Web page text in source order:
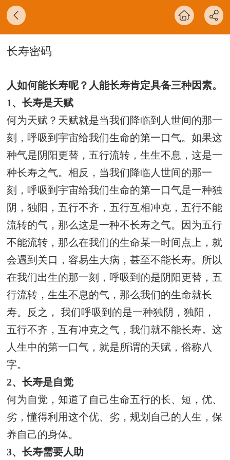
长寿密码
人如何能长寿呢？人能长寿肯定具备三种因素。
1、长寿是天赋
何为天赋？天赋就是当我们降临到人世间的那一
刻，呼吸到宇宙给我们生命的第一口气。如果这
种气是阴阳更替，五行流转，生生不息，这是一
种长寿之气。相反，当我们降临人世间的那一
刻，呼吸到宇宙给我们生命的第一口气是一种独
阴，独阳，五行不齐，五行互相冲克，五行不能
流转的气，那么这是一种不长寿之气。因为五行
不能流转，那么在我们的生命某一时间点上，就
会遇到关口，容易生大病，甚至不能长寿。所以
在我们出生的那一刻，呼吸到的是阴阳更替，五
行流转，生生不息的气，那么我们的生命就长
寿。反之， 我们呼吸到的是一种独阴，独阳，
五行不齐，互有冲克之气，我们就不能长寿。这
人生中的第一口气，就是所谓的天赋，俗称八
字。
2、长寿是自觉
何为自觉，知道了自己生命五行的长、短，优、
劣，懂得利用这个优、劣，规划自己的人生，保
养自己的身体。
3、长寿需要人助